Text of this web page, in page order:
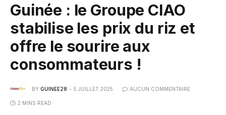
Guinée : le Groupe CIAO
stabilise les prix du riz et
offre le sourire aux
consommateurs !
BY GUINEE28 5 JUILLET 2025 AUCUN COMMENTAIRE
2 MINS READ